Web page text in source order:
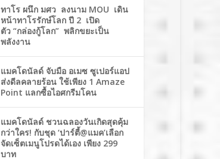
ทาโร ผนึก มศว ลงนาม MOU เดิน
หน้าทาโรรักษ์โลก ปี 2 เปิด
ตัว “กล่องกู้โลก” พลิกขยะเป็น
พลังงาน
แมคโดนัลด์ จับมือ อเมซ ซูเปอร์แอป
ส่งดีลคลายร้อน ใช้เพียง 1 Amaze
Point แลกซื้อไอศกรีมโคน
แมคโดนัลด์ ชวนฉลองวันเกิดสุดคุ้ม
กว่าใคร! กับชุด ‘ปาร์ตี้@แมค’เลือก
จัดเซ็ตเมนูโปรดได้เอง เพียง 299
บาท